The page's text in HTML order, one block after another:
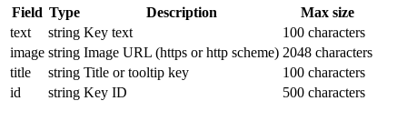
Field Type Description
Max size
text
string Key text
100 characters
image string Image URL (https or http scheme) 2048 characters
title
string Title or tooltip key
100 characters
id
string Key ID 500 characters